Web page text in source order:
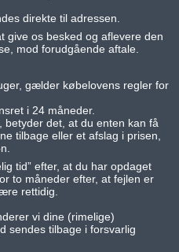
direkte til adressen.
give os besked og aflevere den
mod forudgående aftale.
gælder købelovens regler for
i 24 måneder.
betyder det, at du enten kan få
tilbage eller et afslag i prisen,
tid” efter, at du har opdaget
to måneder efter, at fejlen er
rettidig.
vi dine (rimelige)
sendes tilbage i forsvarlig